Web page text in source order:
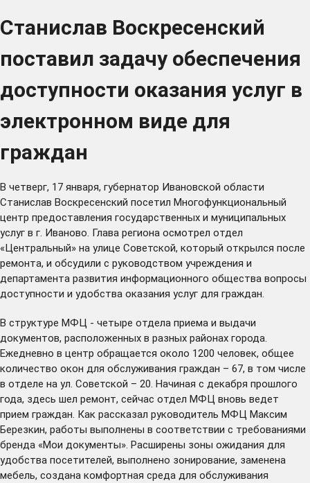
Станислав Воскресенский
поставил задачу обеспечения
доступности оказания услуг в
электронном виде для
граждан
В четверг, 17 января, губернатор Ивановской области
Станислав Воскресенский посетил Многофункциональный
центр предоставления государственных и муниципальных
услуг в г. Иваново. Глава региона осмотрел отдел
«Центральный» на улице Советской, который открылся после
ремонта, и обсудили с руководством учреждения и
департамента развития информационного общества вопросы
доступности и удобства оказания услуг для граждан.
В структуре МФЦ - четыре отдела приема и выдачи
документов, расположенных в разных районах города.
Ежедневно в центр обращается около 1200 человек, общее
количество окон для обслуживания граждан – 67, в том числе
в отделе на ул. Советской – 20. Начиная с декабря прошлого
года, здесь шел ремонт, сейчас отдел МФЦ вновь ведет
прием граждан. Как рассказал руководитель МФЦ Максим
Березкин, работы выполнены в соответствии с требованиями
бренда «Мои документы». Расширены зоны ожидания для
удобства посетителей, выполнено зонирование, заменена
мебель, создана комфортная среда для обслуживания